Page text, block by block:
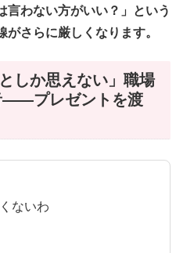
わない方がいい？」という
さらに厳しくなります。
しか思えない」職場
――プレゼントを渡
ないわ